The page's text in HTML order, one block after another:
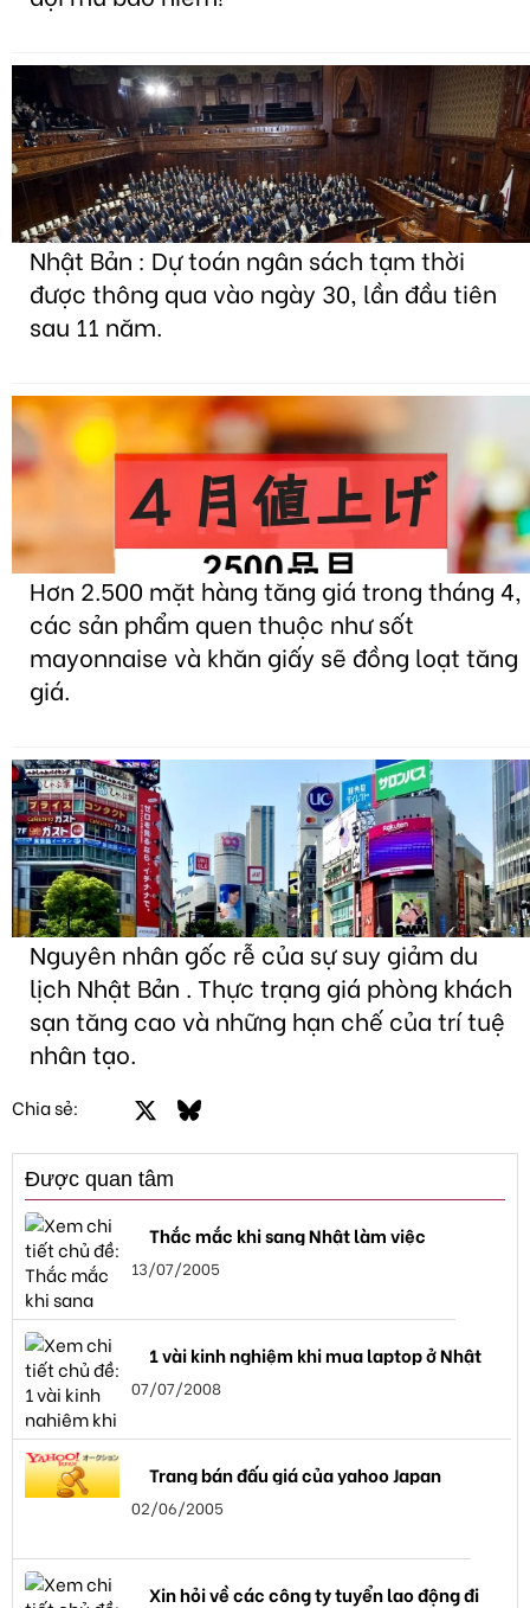
Nhật Bản : Dự toán ngân sách tạm thời
được thông qua vào ngày 30, lần đầu tiên
sau 11 năm.
Hơn 2.500 mặt hàng tăng giá trong tháng 4,
các sản phẩm quen thuộc như sốt
mayonnaise và khăn giấy sẽ đồng loạt tăng
giá.
Nguyên nhân gốc rễ của sự suy giảm du
lịch Nhật Bản . Thực trạng giá phòng khách
sạn tăng cao và những hạn chế của trí tuệ
nhân tạo.
Chia sẻ: FacebookBluesky
Được quan tâm
Thắc mắc khi sang Nhật làm việc
13/07/2005
1 vài kinh nghiệm khi mua laptop ở Nhật
07/07/2008
Trang bán đấu giá của yahoo Japan
02/06/2005
Xin hỏi về các công ty tuyển lao động đi